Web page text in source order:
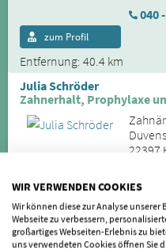
040
Entfernung: 40.4 km
zum Profil
Julia Schröder
Zahnerhalt, Prophylaxe
22397
040 -
Entfernung: 40.4 km
zum Profil
WIR VERWENDEN COOKIES
Wir können diese zur Analyse
Webseite zu verbessern,
großartiges Webseiten-Erlebnis zu
uns verwendeten Cookies öffnen Sie